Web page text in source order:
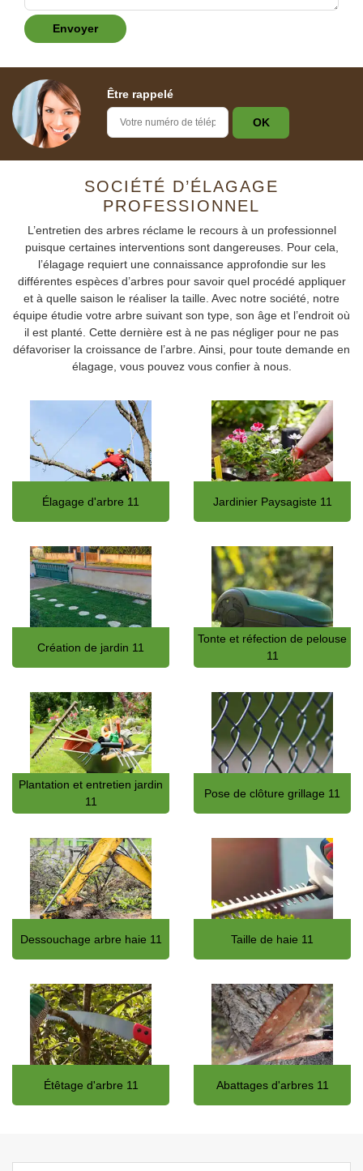
Être rappelé
SOCIÉTÉ D’ÉLAGAGE
PROFESSIONNEL
L’entretien des arbres réclame le recours à un professionnel
puisque certaines interventions sont dangereuses. Pour cela,
l’élagage requiert une connaissance approfondie sur les
différentes espèces d’arbres pour savoir quel procédé appliquer
et à quelle saison le réaliser la taille. Avec notre société, notre
équipe étudie votre arbre suivant son type, son âge et l’endroit où
il est planté. Cette dernière est à ne pas négliger pour ne pas
défavoriser la croissance de l’arbre. Ainsi, pour toute demande en
élagage, vous pouvez vous confier à nous.
Élagage d'arbre 11 Jardinier Paysagiste 11
Création de jardin 11
Tonte et réfection de pelouse
11
Plantation et entretien jardin
11
Pose de clôture grillage 11
Dessouchage arbre haie 11 Taille de haie 11
Étêtage d'arbre 11 Abattages d'arbres 11